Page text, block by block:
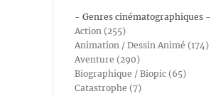
- Genres cinématographiques -
Action (255)
Animation / Dessin Animé (174)
Aventure (290)
Biographique / Biopic (65)
Catastrophe (7)